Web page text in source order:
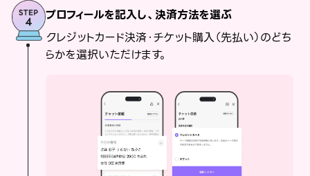
プロフィールを記入し、決済方法を選ぶ
クレジットカード決済・チケット購入（先払い）のどち
らかを選択いただけます。